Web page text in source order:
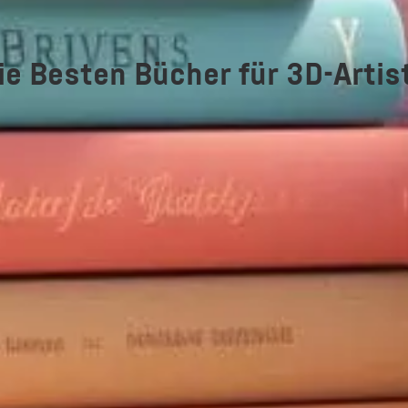
Besten Bücher für 3D-